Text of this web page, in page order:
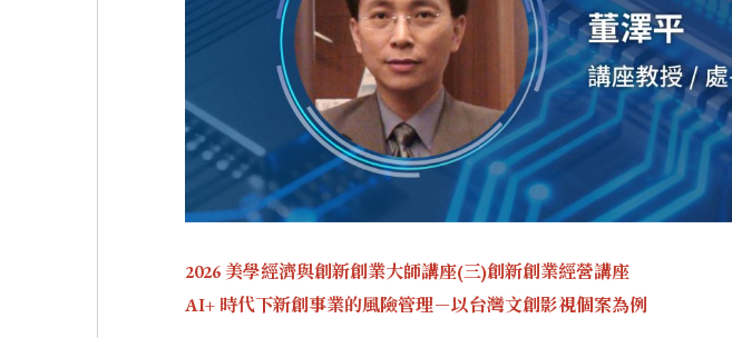
2026 美學經濟與創新創業大師講座(三)創新創業經營講座
AI+ 時代下新創事業的風險管理－以台灣文創影視個案為例